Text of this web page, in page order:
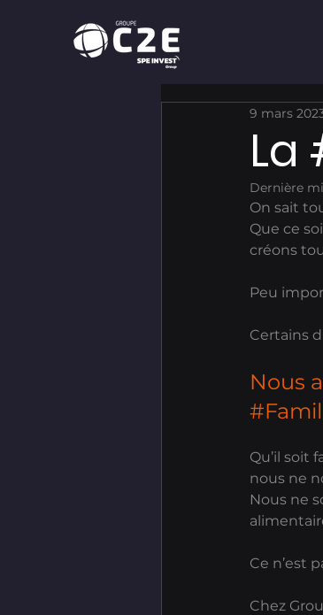
La
9 mars
Dernière
On sait
Que ce
créons
Peu
Certains
Nous
Qu’il soit
nous ne
Nous ne
Ce n’est
Chez